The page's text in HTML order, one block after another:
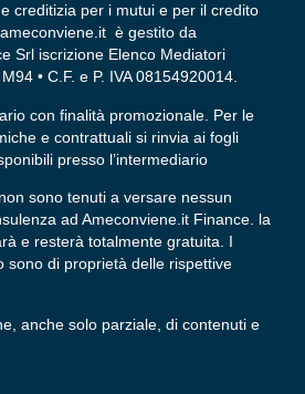
creditizia per i mutui e per il credito
è gestito da
Srl iscrizione Elenco Mediatori
• C.F. e P. IVA 08154920014.
con finalità promozionale. Per le
e contrattuali si rinvia ai fogli
presso l’intermediario
sono tenuti a versare nessun
ad Ameconviene.it Finance. la
e resterà totalmente gratuita. I
sono di proprietà delle rispettive
anche solo parziale, di contenuti e